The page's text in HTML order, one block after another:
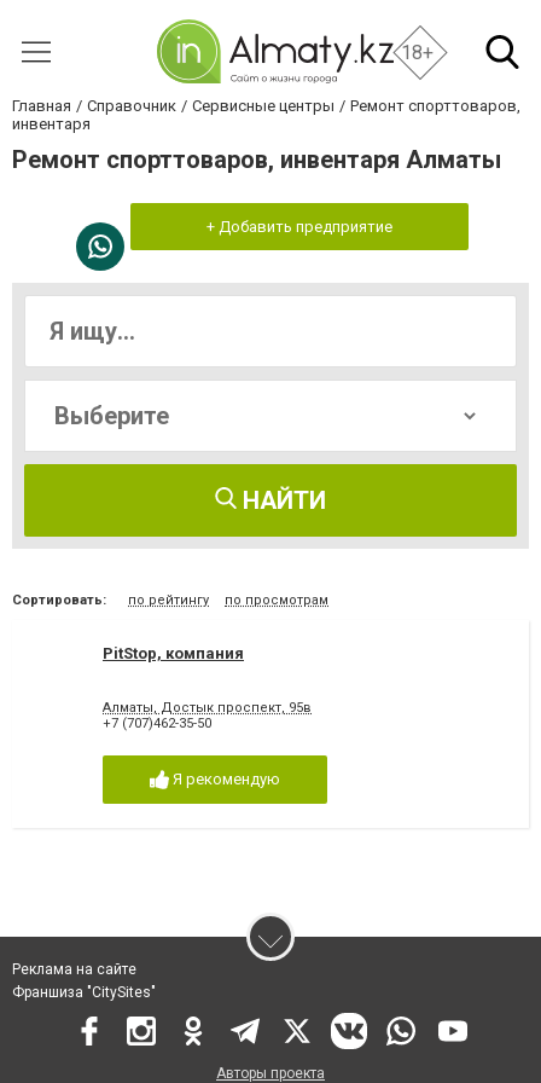
18+
Главная Справочник Сервисные центры
Ремонт спорттоваров,
инвентаря
Ремонт спорттоваров, инвентаря Алматы
+ Добавить предприятие
НАЙТИ
Сортировать: по рейтингу по просмотрам
PitStop, компания
Алматы, Достык проспект, 95в
+7 (707)462-35-50
Я рекомендую
Реклама на сайте
Франшиза "CitySites"
Авторы проекта